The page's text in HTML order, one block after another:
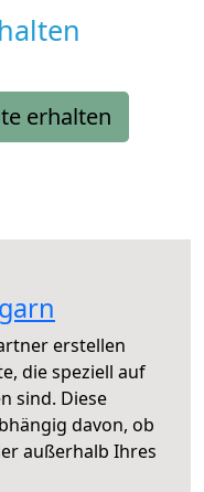
erhalten
erstellen
die speziell auf
sind. Diese
davon, ob
außerhalb Ihres